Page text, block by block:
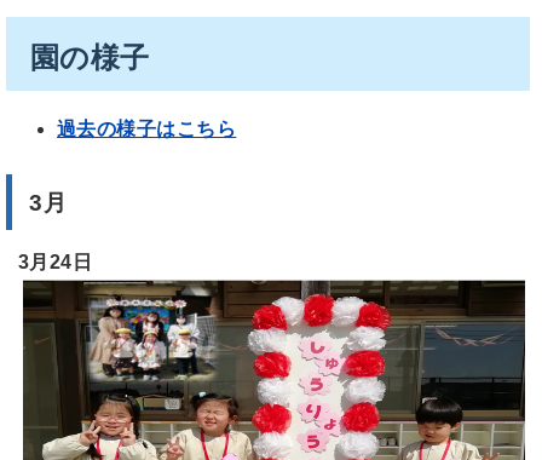
園の様子
過去の様子はこちら
3月
3月24日